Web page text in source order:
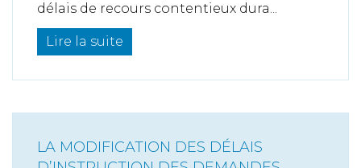
délais de recours contentieux dura...
Lire la suite
LA MODIFICATION DES DÉLAIS